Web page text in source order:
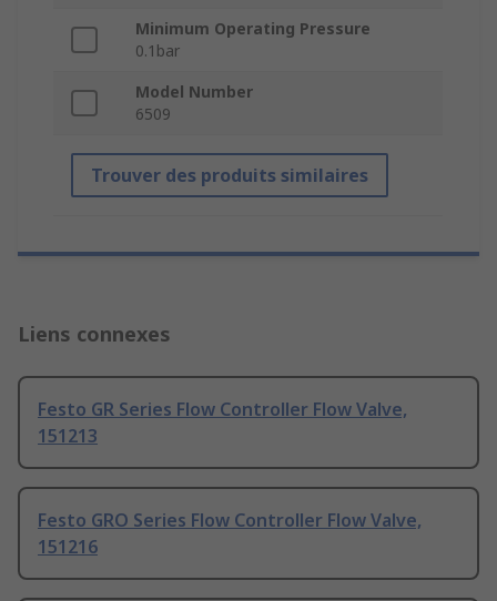
Minimum Operating Pressure
0.1bar
Model Number
6509
Trouver des produits similaires
Liens connexes
Festo GR Series Flow Controller Flow Valve,
151213
Festo GRO Series Flow Controller Flow Valve,
151216